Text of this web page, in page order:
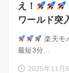
え！
ワールド突
楽天モ
最短3分…
2025年11月